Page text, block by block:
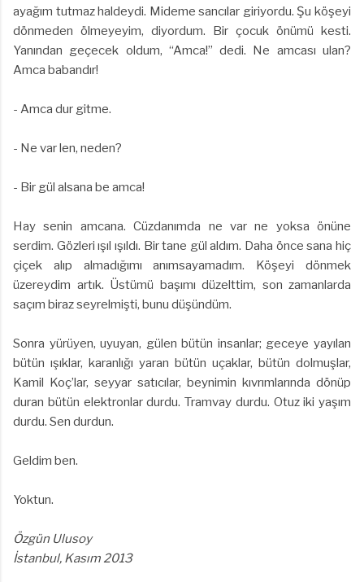
ayağım tutmaz haldeydi. Mideme sancılar giriyordu. Şu köşeyi
dönmeden ölmeyeyim, diyordum. Bir çocuk önümü kesti.
Yanından geçecek oldum, “Amca!” dedi. Ne amcası ulan?
Amca babandır!
- Amca dur gitme.
- Ne var len, neden?
- Bir gül alsana be amca!
Hay senin amcana. Cüzdanımda ne var ne yoksa önüne
serdim. Gözleri ışıl ışıldı. Bir tane gül aldım. Daha önce sana hiç
çiçek alıp almadığımı anımsayamadım. Köşeyi dönmek
üzereydim artık. Üstümü başımı düzelttim, son zamanlarda
saçım biraz seyrelmişti, bunu düşündüm.
Sonra yürüyen, uyuyan, gülen bütün insanlar; geceye yayılan
bütün ışıklar, karanlığı yaran bütün uçaklar, bütün dolmuşlar,
Kamil Koç’lar, seyyar satıcılar, beynimin kıvrımlarında dönüp
duran bütün elektronlar durdu. Tramvay durdu. Otuz iki yaşım
durdu. Sen durdun.
Geldim ben.
Yoktun.
Özgün Ulusoy
İstanbul, Kasım 2013